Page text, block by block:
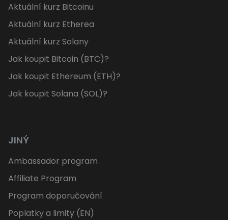
Aktuální kurz Bitcoinu
Aktuální kurz Etherea
Aktuální kurz Solany
Jak koupit Bitcoin (BTC)?
Jak koupit Ethereum (ETH)?
Jak koupit Solana (SOL)?
JINÝ
Ambassador program
Affiliate Program
Program doporučování
Poplatky a limity (EN)